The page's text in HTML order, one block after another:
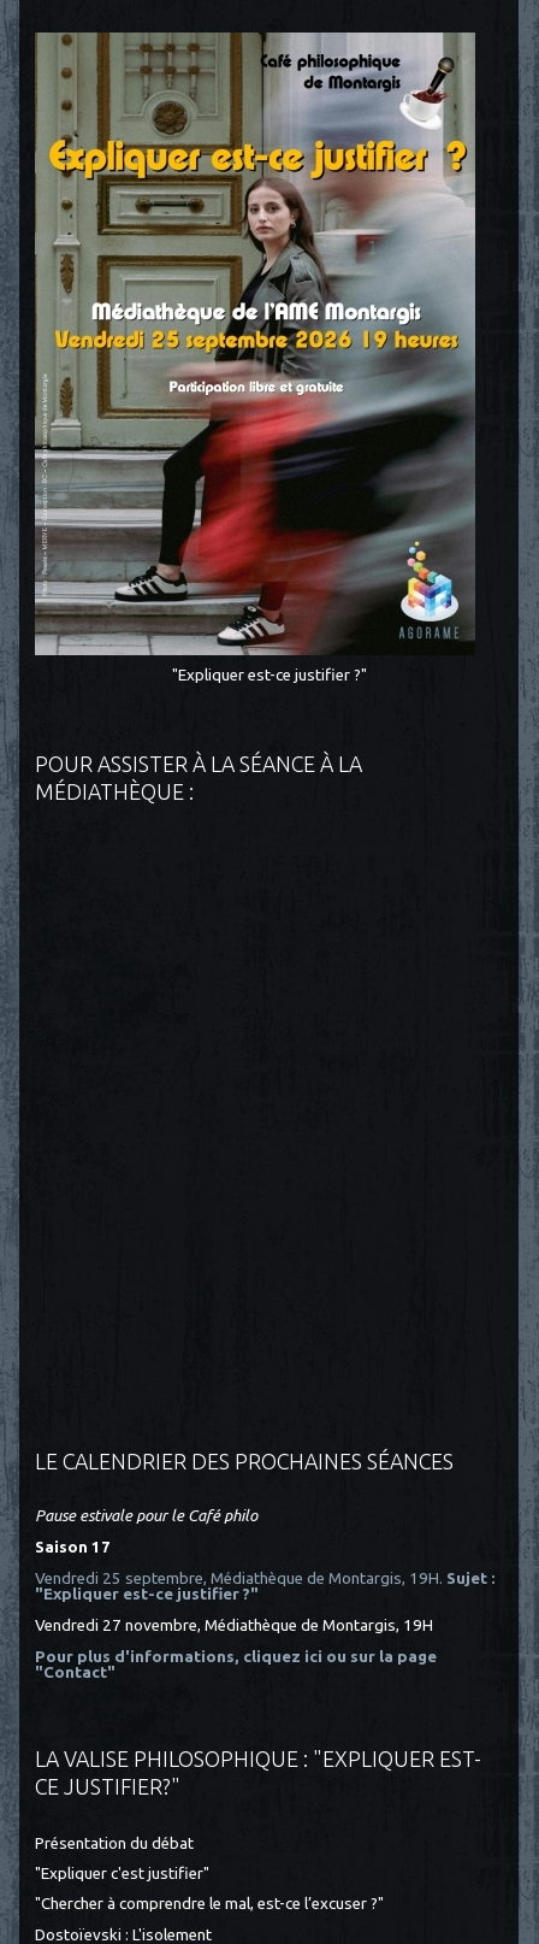
"Expliquer est-ce justifier ?"
POUR ASSISTER À LA SÉANCE À LA
MÉDIATHÈQUE :
LE CALENDRIER DES PROCHAINES SÉANCES
Pause estivale pour le Café philo
Saison 17
Vendredi 25 septembre, Médiathèque de Montargis, 19H. Sujet :
"Expliquer est-ce justifier ?"
Vendredi 27 novembre, Médiathèque de Montargis, 19H
Pour plus d'informations, cliquez ici ou sur la page
"Contact"
LA VALISE PHILOSOPHIQUE : "EXPLIQUER EST-
CE JUSTIFIER?"
Présentation du débat
"Expliquer c'est justifier"
"Chercher à comprendre le mal, est-ce l’excuser ?"
Dostoïevski : L'isolement